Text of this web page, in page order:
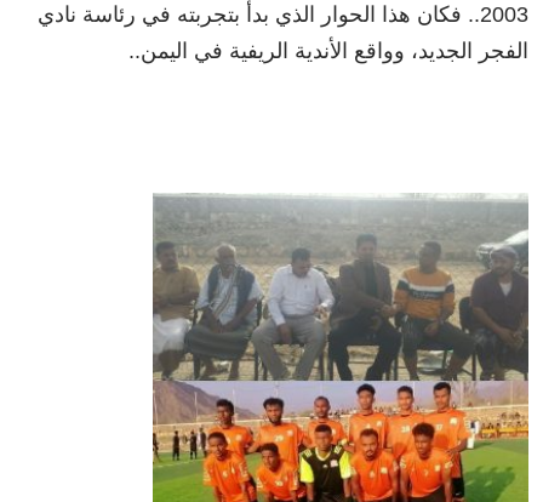
2003.. فكان هذا الحوار الذي بدأ بتجربته في رئاسة نادي
الفجر الجديد، وواقع الأندية الريفية في اليمن..